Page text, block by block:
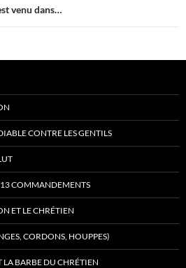
venu dans…
CONTRE LES GENTILS
COMMANDEMENTS
ET LE CHRÉTIEN
CORDONS, HOUPPES)
LA BARBE DU CHRÉTIEN